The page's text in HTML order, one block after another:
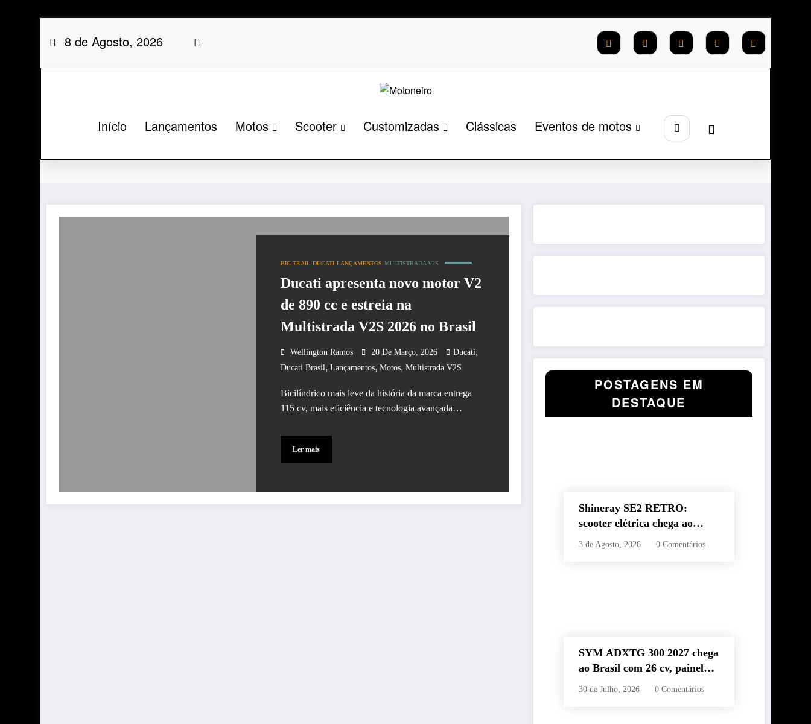
para
conteúdo
8 de Agosto, 2026
Início Lançamentos Motos Scooter Customizadas Clássicas Eventos de motos
BIG TRAIL DUCATI LANÇAMENTOS MULTISTRADA V2S
Ducati apresenta novo motor V2
de 890 cc e estreia na
Multistrada V2S 2026 no Brasil
Wellington Ramos 20 De Março, 2026 Ducati,
Ducati Brasil, Lançamentos, Motos, Multistrada V2S
Bicilíndrico mais leve da história da marca entrega
115 cv, mais eficiência e tecnologia avançada…
Ler mais
POSTAGENS EM
DESTAQUE
Shineray SE2 RETRO:
scooter elétrica chega ao
Brasil com autonomia de até
3 de Agosto, 2026 0 Comentários
SYM ADXTG 300 2027 chega
ao Brasil com 26 cv, painel
TFT de 7” e preço de R$
30 de Julho, 2026 0 Comentários